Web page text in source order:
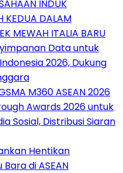
INDUK
KEDUA DALAM
MEWAH ITALIA BARU
Data untuk
2026, Dukung
M360 ASEAN 2026
Awards 2026 untuk
Sosial, Distribusi Siaran
Hentikan
di ASEAN